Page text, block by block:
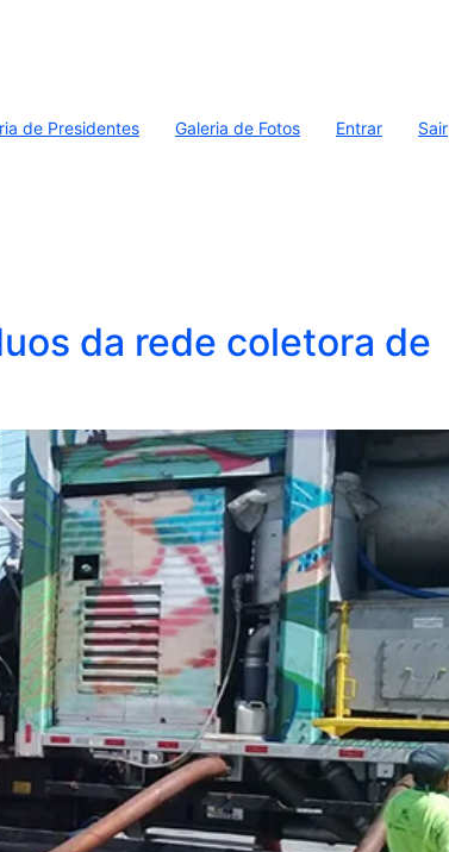
de Presidentes Galeria de Fotos Entrar Sair
da rede coletora de